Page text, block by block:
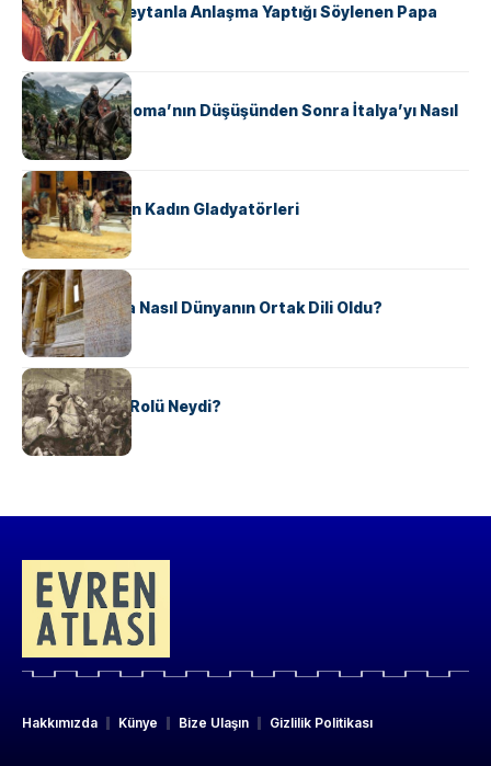
II. Silvester: Şeytanla Anlaşma Yaptığı Söylenen Papa
KÜLTÜR
Ostrogotlar Roma’nın Düşüşünden Sonra İtalya’yı Nasıl
Ele Geçirdi?
KÜLTÜR
Antik Roma’nın Kadın Gladyatörleri
KÜLTÜR
Antik Yunanca Nasıl Dünyanın Ortak Dili Oldu?
KÜLTÜR
Valdensler’in Rolü Neydi?
Hakkımızda Künye Bize Ulaşın Gizlilik Politikası